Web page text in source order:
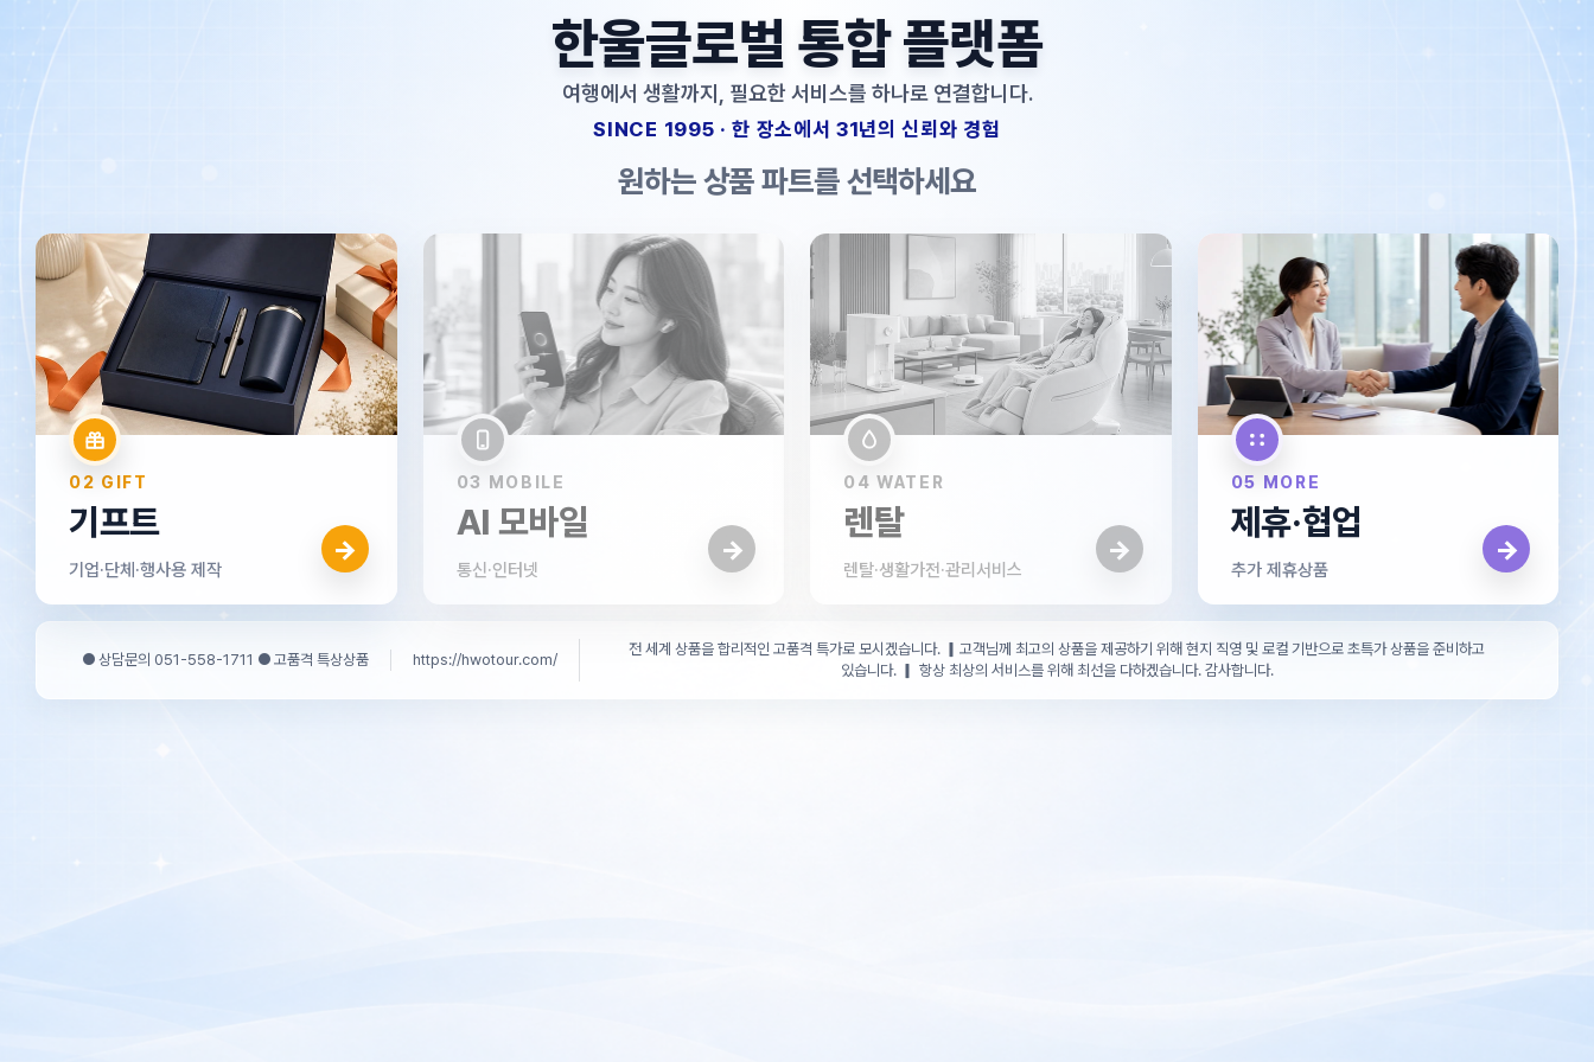
한울글로벌 통합 플랫폼
여행에서 생활까지, 필요한 서비스를 하나로 연결합니다.
SINCE 1995 · 한 장소에서 31년의 신뢰와 경험
원하는 상품 파트를 선택하세요
01 TRAVEL
여행
국내·해외·크루즈·단체여행·자유여행·항공권
→
02 GIFT
기프트
기업·단체·행사용 제작
→
03 MOBILE
AI 모바일
통신·인터넷
→
04 WATER
렌탈
렌탈·생활가전·관리서비스
→
05 MORE
제휴·협업
추가 제휴상품
→
● 상담문의 051-558-1711 ● 고품격 특상상품 https://hwotour.com/
전 세계 상품을 합리적인 고품격 특가로 모시겠습니다. ▎고객님께 최고의 상품을 제공하기 위해 현지 직영 및 로컬 기반으로 초특가 상품을 준비하고
있습니다. ▎ 항상 최상의 서비스를 위해 최선을 다하겠습니다. 감사합니다.